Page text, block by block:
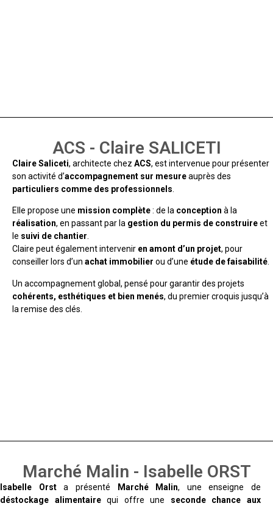
ACS - Claire SALICETI
Claire Saliceti, architecte chez ACS, est intervenue pour présenter
son activité d’accompagnement sur mesureauprès des
particuliers comme des professionnels
Elle propose une mission complète: de la conception à la
réalisation, en passant par la gestion du permis de construireet
le suivi de chantier.
Claire peut également intervenir en amont d’un projet, pour
conseiller lors d’un achat immobilier ou d’une étude de faisabilité.
Un accompagnement global, pensé pour garantir des projets
cohérents, esthétiques et bien menés, du premier croquis jusqu’à
la remise des clés.
Marché Malin - Isabelle ORST
Isabelle Orsta présenté Marché Malin, une enseigne de
déstockage alimentairequi offre une seconde chance aux